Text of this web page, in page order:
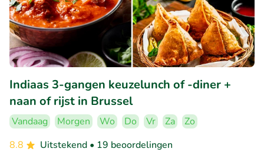
Indiaas 3-gangen keuzelunch of -diner +
naan of rijst in Brussel
Vandaag Morgen Wo Do Vr Za
Zo
8.8
Uitstekend • 19 beoordelingen